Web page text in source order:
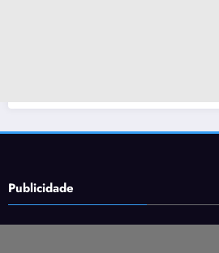
Publicidade